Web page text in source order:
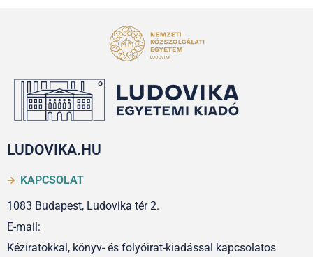
LUDOVIKA.HU
KAPCSOLAT
1083 Budapest, Ludovika tér 2.
E-mail:
Kéziratokkal, könyv- és folyóirat-kiadással kapcsolatos